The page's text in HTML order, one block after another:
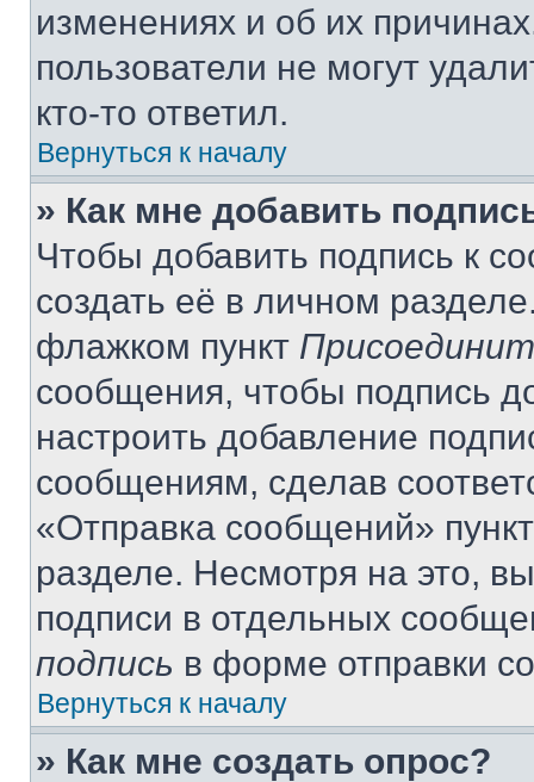
изменениях и об их
пользователи не могут
кто-то ответил.
Вернуться к началу
» Как мне добавить
Чтобы добавить подпись к
создать её в личном
флажком пункт
сообщения, чтобы подпись
настроить добавление
сообщениям, сделав
«Отправка сообщений»
разделе. Несмотря на это,
подписи в отдельных
подпись в форме отправки
Вернуться к началу
» Как мне создать опрос?